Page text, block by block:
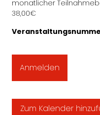
monatlicher
38,00€
Anmelden
Zum Kalender